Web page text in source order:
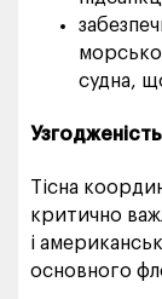
судна,
Тісна
критично
і
основного